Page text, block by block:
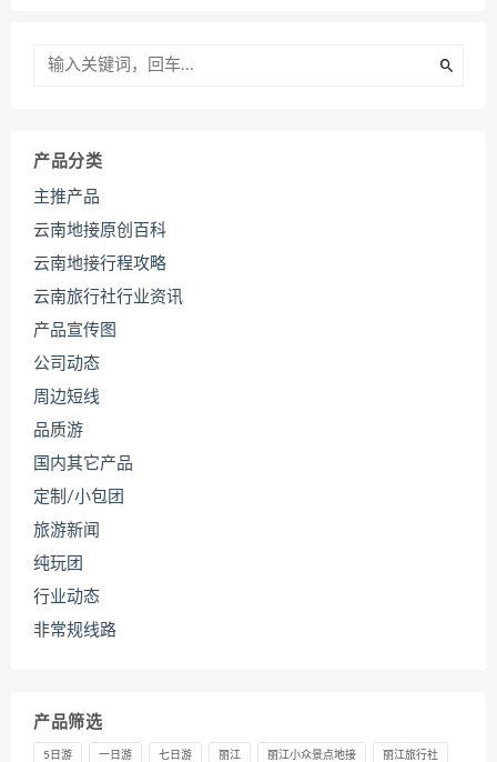
产品分类
主推产品
云南地接原创百科
云南地接行程攻略
云南旅行社行业资讯
产品宣传图
公司动态
周边短线
品质游
国内其它产品
定制/小包团
旅游新闻
纯玩团
行业动态
非常规线路
产品筛选
5日游 一日游 七日游 丽江 丽江小众景点地接 丽江旅行社